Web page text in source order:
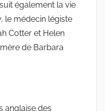
également la vie
le médecin légiste
Cotter et Helen
de Barbara
anglaise des